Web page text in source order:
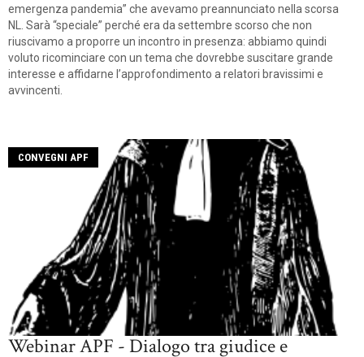
emergenza pandemia” che avevamo preannunciato nella scorsa
NL. Sarà “speciale” perché era da settembre scorso che non
riuscivamo a proporre un incontro in presenza: abbiamo quindi
voluto ricominciare con un tema che dovrebbe suscitare grande
interesse e affidarne l’approfondimento a relatori bravissimi e
avvincenti.
CONVEGNI APF
Webinar APF - Dialogo tra giudice e